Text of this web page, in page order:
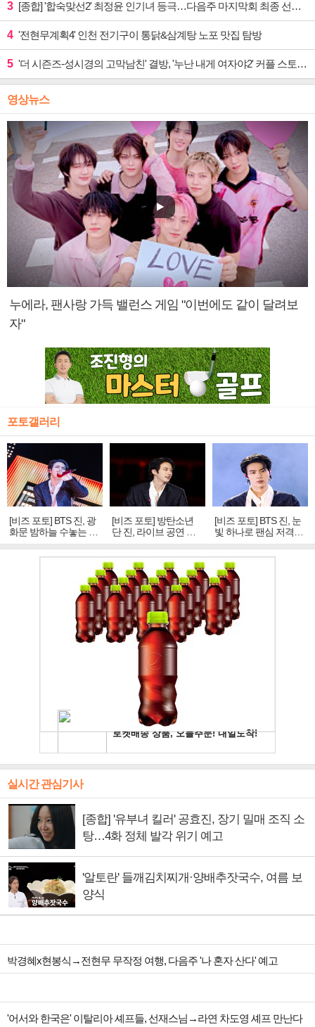
3 [종합] '합숙맞선2' 최정윤 인기녀 등극…다음주 마지막회 최종 선택 예고
4 '전현무계획4' 인천 전기구이 통닭&삼계탕 노포 맛집 탐방
5 '더 시즌즈-성시경의 고막남친' 결방, '누난 내게 여자야2' 커플 스토리 편성
영상뉴스
누에라, 팬사랑 가득 밸런스 게임 "이번에도 같이 달려보
자"
포토갤러리
[비즈 포토] BTS 진, 광
화문 밤하늘 수놓는 '비
주얼 킹'의 열창
[비즈 포토] 방탄소년
단 진, 라이브 공연 중
빛나는 독보적 아우라
[비즈 포토] BTS 진, 눈
빛 하나로 팬심 저격…
독보적 카리스마
실시간 관심기사
[종합] '유부녀 킬러' 공효진, 장기 밀매 조직 소
탕…4화 정체 발각 위기 예고
'알토란' 들깨김치찌개·양배추잣국수, 여름 보
양식
박경혜x현봉식→전현무 무작정 여행, 다음주 '나 혼자 산다' 예고
'어서와 한국은' 이탈리아 셰프들, 선재스님→라연 차도영 셰프 만난다